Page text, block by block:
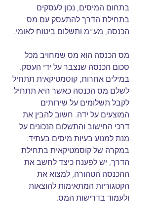
בתחום המיסים, נכון לעסקים
בתחילת הדרך להתעסק עם מס
הכנסה, מע"מ ותשלום ביטוח לאומי.
מס הכנסה הוא מס שמחויב מכל
סכום הכנסה שנצבר על ידי העסק.
במילים אחרות, קוסמטיקאית תתחיל
לשלם מס הכנסה כאשר היא תתחיל
לקבל תשלומים על שירותים
המוצעים על ידה. חשוב להבין את
דרכי החישוב והתשלום הנכונים על
מנת למנוע בעיות מיסים בעתיד.
במקרה של קוסמטיקאית בתחילת
הדרך, יש לפענח כיצד לחשב את
ההכנסה הטהורה, למצוא את
הקטגוריות המתאימות להוצאות
ולעמוד בדרישות המס.